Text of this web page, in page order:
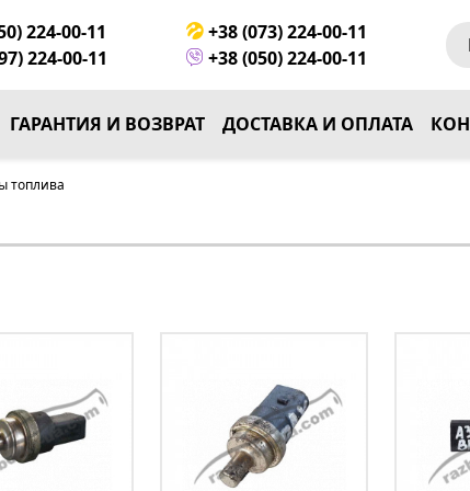
224-00-11
+38 (073) 224-00-11
224-00-11
+38 (050) 224-00-11
ГАРАНТИЯ И ВОЗВРАТ ДОСТАВКА И ОПЛАТА
топлива